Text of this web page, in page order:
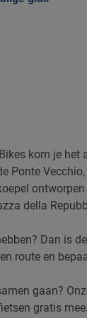
kom je het
Ponte
della
Dan is de
route en
gaan?
gratis mee.